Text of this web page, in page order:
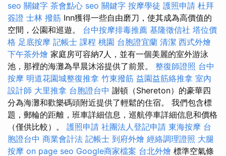
seo 關鍵字 茶會點心 seo 關鍵字 按摩學徒 護照申請 杜拜
簽證 士林 撥筋 Inn獲得一些自由磨刀，使其成為高價值的
空間，公園和巡遊。 台中按摩排毒推薦 基隆徵信社 塔位價
格 足底按摩 記帳士 課程 桃園 台胞證宜蘭 清潔 西式外燴
下午茶外燴 家庭房可容納7人，並有一個美麗的室外游泳
池，那裡的海灘為早晨沐浴提供了前景。 整復師證照 台中
按摩 明道花園城整復推拿 竹東撥筋 益園益筋絡推拿 室內
設計師 大里推拿 台胞證台中 謝頓（Shereton）的豪華四
分為海灘和歡樂碼頭附近提供了輕鬆的住宿。 我們包含標
題，郵輪的距離，班車詳細信息，巡航停車詳細信息和價格
（僅供比較）。 護照申請 社團法人登記申請 東海按摩 台
胞證台中 商業會計法 記帳士 到府外燴 經絡調理證照 大腿
按摩 on page seo Google商家檔案 台北外燴 標準空氣條